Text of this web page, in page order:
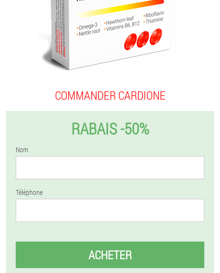
COMMANDER CARDIONE
RABAIS -50%
Nom
Téléphone
ACHETER